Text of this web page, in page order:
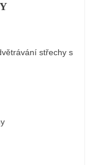
střechy s